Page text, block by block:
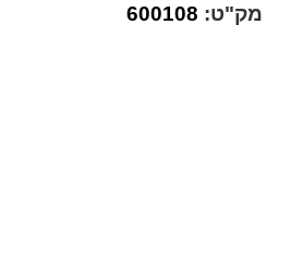
מק"ט: 600108